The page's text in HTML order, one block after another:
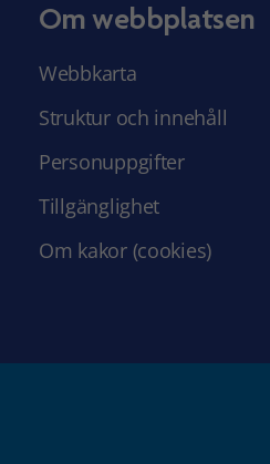
Om webbplatsen
Webbkarta
Struktur och innehåll
Personuppgifter
Tillgänglighet
Om kakor (cookies)